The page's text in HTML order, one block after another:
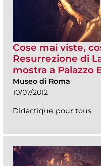
Cose mai viste,
Resurrezione di
mostra a Palazzo
Museo di Roma
10/07/2012
Didactique pour tous